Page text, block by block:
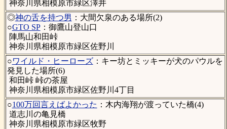
神奈川県相模原市緑区澤井
◎神の舌を持つ男 ：大間欠泉のある場所(2)
○GTO SP：御鷹山登山口
陣馬山和田峠
神奈川県相模原市緑区佐野川
○ワイルド・ヒーローズ：キー坊とミッキーが犬のパウルを
発見した場所(6)
和田峠 峠の茶屋
神奈川県相模原市緑区佐野川4丁目
○100万回言えばよかった ：木内海翔が渡っていた橋(4)
道志川の亀見橋
神奈川県相模原市緑区牧野